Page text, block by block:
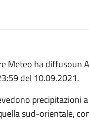
ha diffusoun
del 10.09.2021.
precipitazioni
sud-orientale,